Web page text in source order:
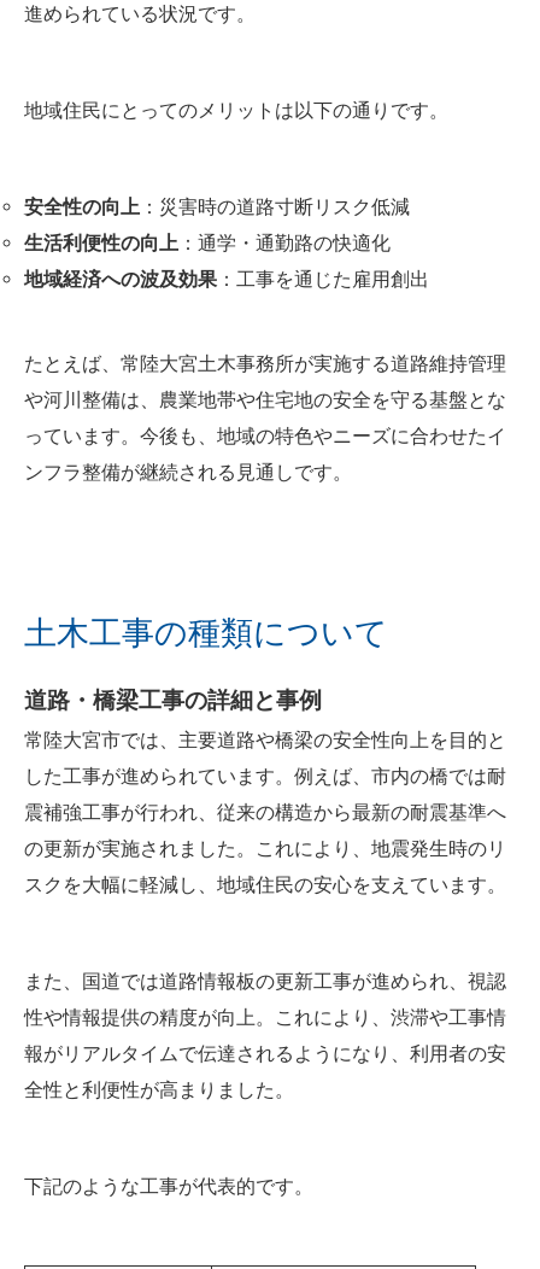
進められている状況です。
地域住民にとってのメリットは以下の通りです。
安全性の向上 ：災害時の道路寸断リスク低減
生活利便性の向上 ：通学・通勤路の快適化
地域経済への波及効果 ：工事を通じた雇用創出
たとえば、常陸大宮土木事務所が実施する道路維持管理
や河川整備は、農業地帯や住宅地の安全を守る基盤とな
っています。今後も、地域の特色やニーズに合わせたイ
ンフラ整備が継続される見通しです。
土木工事の種類について
道路・橋梁工事の詳細と事例
常陸大宮市では、主要道路や橋梁の安全性向上を目的と
した工事が進められています。例えば、市内の橋では耐
震補強工事が行われ、従来の構造から最新の耐震基準へ
の更新が実施されました。これにより、地震発生時のリ
スクを大幅に軽減し、地域住民の安心を支えています。
また、国道では道路情報板の更新工事が進められ、視認
性や情報提供の精度が向上。これにより、渋滞や工事情
報がリアルタイムで伝達されるようになり、利用者の安
全性と利便性が高まりました。
下記のような工事が代表的です。